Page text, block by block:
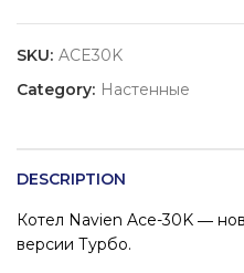
SKU: ACE30K
Category: Настенные
DESCRIPTION
Котел Navien Ace-30K ―
версии Турбо.